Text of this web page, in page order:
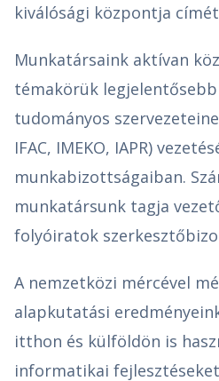
kiválósági központja
Munkatársaink aktívan
témakörük
tudományos
IFAC, IMEKO, IAPR)
munkabizottságaiban.
munkatársunk tagja
folyóiratok
A nemzetközi mércével
alapkutatási
itthon és külföldön is
informatikai